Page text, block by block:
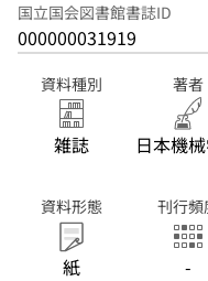
国立国会図書館書誌ID
000000031919
資料種別
雑誌
著者
日本機
資料形態
紙
刊行頻
-